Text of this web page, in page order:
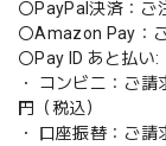
〇PayPal決済：ご
〇Amazon Pay：
〇Pay ID あと払い:
・ コンビニ：ご
円（税込）
・ 口座振替：ご